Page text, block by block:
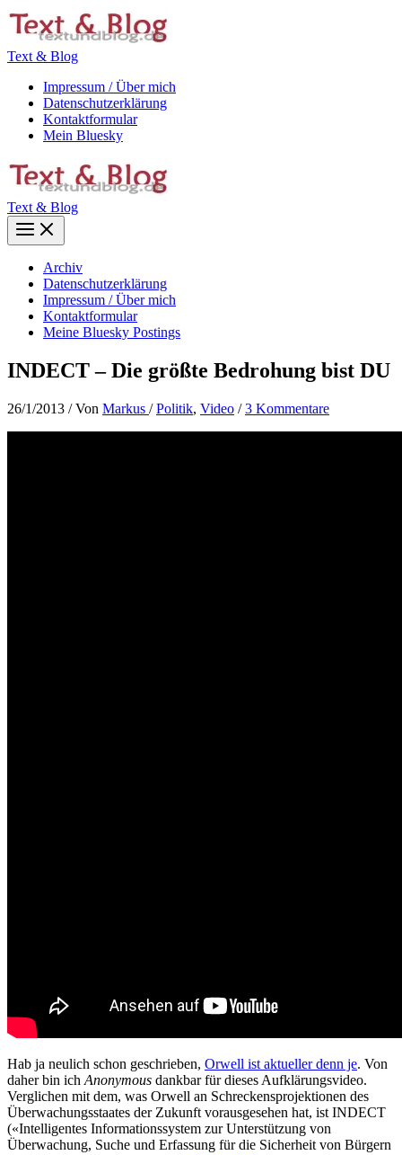
Zum
Inhalt
Text & Blog
Impressum / Über mich
Datenschutzerklärung
Kontaktformular
Mein Bluesky
Text & Blog
Main
Menu
Archiv
Datenschutzerklärung
Impressum / Über mich
Kontaktformular
Meine Bluesky Postings
INDECT – Die größte Bedrohung bist DU
26/1/2013 / Von Markus /Politik, Video /3 Kommentare
Hab ja neulich schon geschrieben, Orwell ist aktueller denn je. Von
daher bin ich Anonymous dankbar für dieses Aufklärungsvideo.
Verglichen mit dem, was Orwell an Schreckensprojektionen des
Überwachungsstaates der Zukunft vorausgesehen hat, ist INDECT
(«Intelligentes Informationssystem zur Unterstützung von
Überwachung, Suche und Erfassung für die Sicherheit von Bürgern